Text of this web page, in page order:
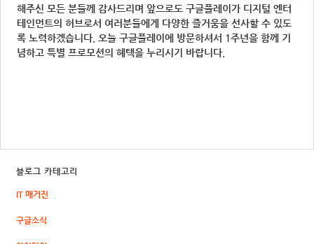
해주신 모든 분들께 감사드리며 앞으로도 구글플레이가 디지털 엔터
테인먼트의 허브로서 여러분들에게 다양한 즐거움을 선사할 수 있도
록 노력하겠습니다. 오늘 구글플레이에 방문하셔서 1주년을 함께 기
념하고 특별 프로모션의 혜택을 누리시기 바랍니다.
블로그 카테고리
IT 매거진
구글소식